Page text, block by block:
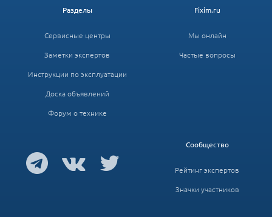
Fixim.ru
Мы онлайн
Частые вопросы
Разделы
Сервисные центры
Заметки экспертов
Инструкции по эксплуатации
Доска объявлений
Форум о технике
Сообщество
Рейтинг экспертов
Значки участников